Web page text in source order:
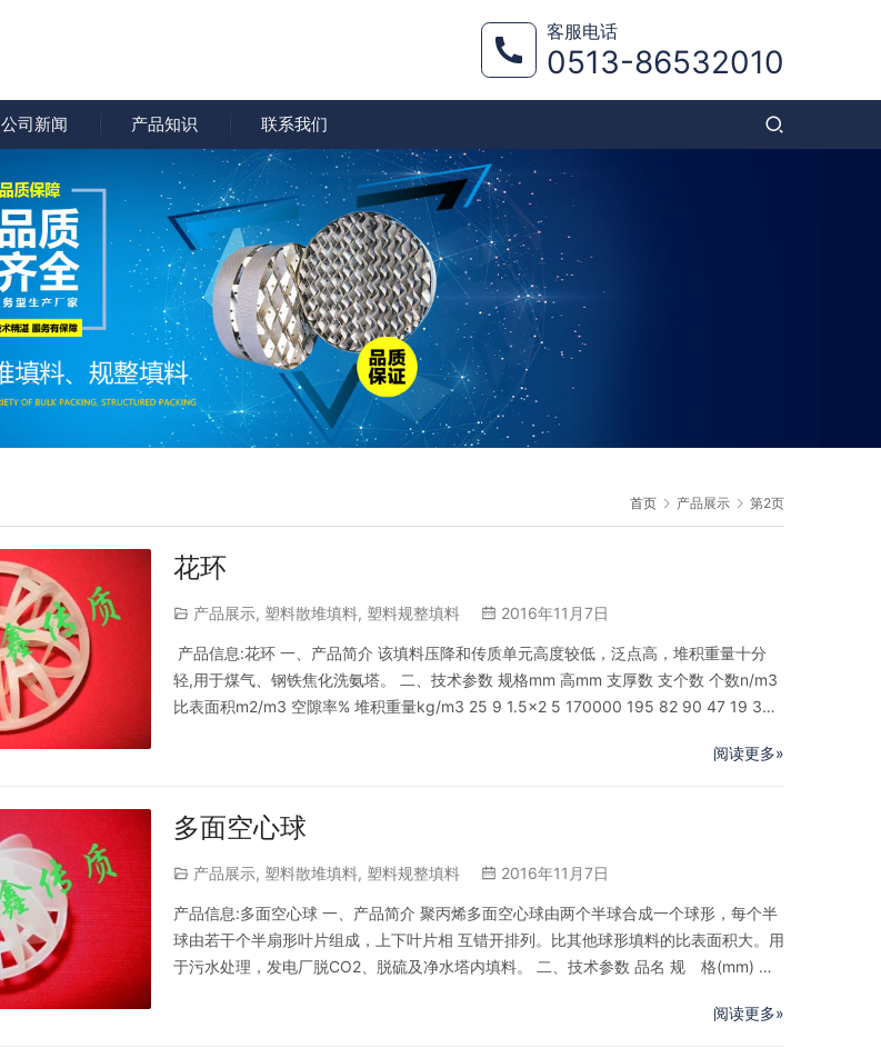
客服电话
0513-86532010
公司新闻 产品知识 联系我们
首页 产品展示 第2页
花环
产品展示, 塑料散堆填料, 塑料规整填料 2016年11月7日
产品信息:花环 一、产品简介 该填料压降和传质单元高度较低，泛点高，堆积重量十分
轻,用于煤气、钢铁焦化洗氨塔。 二、技术参数 规格mm 高mm 支厚数 支个数 个数n/m3
比表面积m2/m3 空隙率% 堆积重量kg/m3 25 9 1.5×2 5 170000 195 82 90 47 19 3×3
阅读更多»
多面空心球
产品展示, 塑料散堆填料, 塑料规整填料 2016年11月7日
产品信息:多面空心球 一、产品简介 聚丙烯多面空心球由两个半球合成一个球形，每个半
球由若干个半扇形叶片组成，上下叶片相 互错开排列。比其他球形填料的比表面积大。用
于污水处理，发电厂脱CO2、脱硫及净水塔内填料。 二、技术参数 品名 规 格(mm) 比
阅读更多»